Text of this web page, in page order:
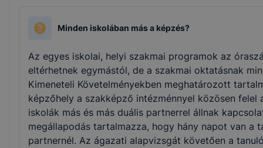
Minden iskolában más a képzés?
Az egyes iskolai, helyi szakmai programok az
eltérhetnek egymástól, de a szakmai oktatásnak
Kimeneteli Követelményekben meghatározott
képzőhely a szakképző intézménnyel közösen
iskolák más és más duális partnerrel állnak
megállapodás tartalmazza, hogy hány napot van a
partnernél. Az ágazati alapvizsgát követően a